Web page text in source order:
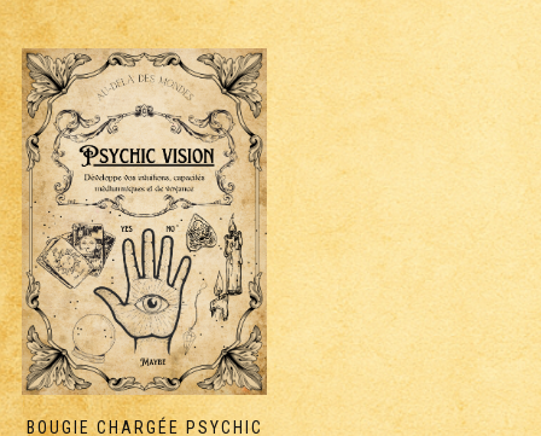
BOUGIE CHARGÉE PSYCHIC